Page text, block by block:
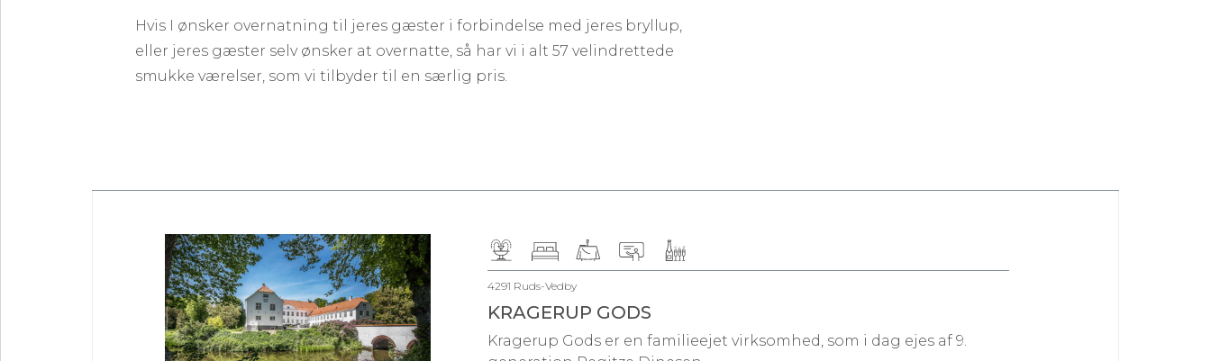
Hvis I ønsker overnatning til jeres gæster i forbindelse med jeres bryllup,
eller jeres gæster selv ønsker at overnatte, så har vi i alt 57 velindrettede
smukke værelser, som vi tilbyder til en særlig pris.
4291 Ruds-Vedby
KRAGERUP GODS
Kragerup Gods er en familieejet virksomhed, som i dag ejes af 9.